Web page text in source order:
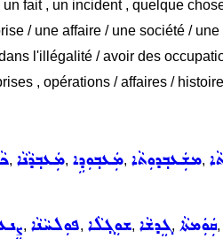
fait , un incident , quelque
/ une affaire / une société / une
l'illégalité / avoir des
, opérations / affaires /
, ܡܲܥܒ݂ܕܵܢܵܐ, ܡܲܥܒ݂ܘܼܕܹܐ, ܡܫܲܥܒ݂ܕܘܼܬܵܐ,
, ܦܘܼܠܚܵܢܵܐ, ܫܘܼܓ݂ܠܵܐ, ܓܸܕܫܵܐ, ܩܲܘܲܡܬܵܐ,